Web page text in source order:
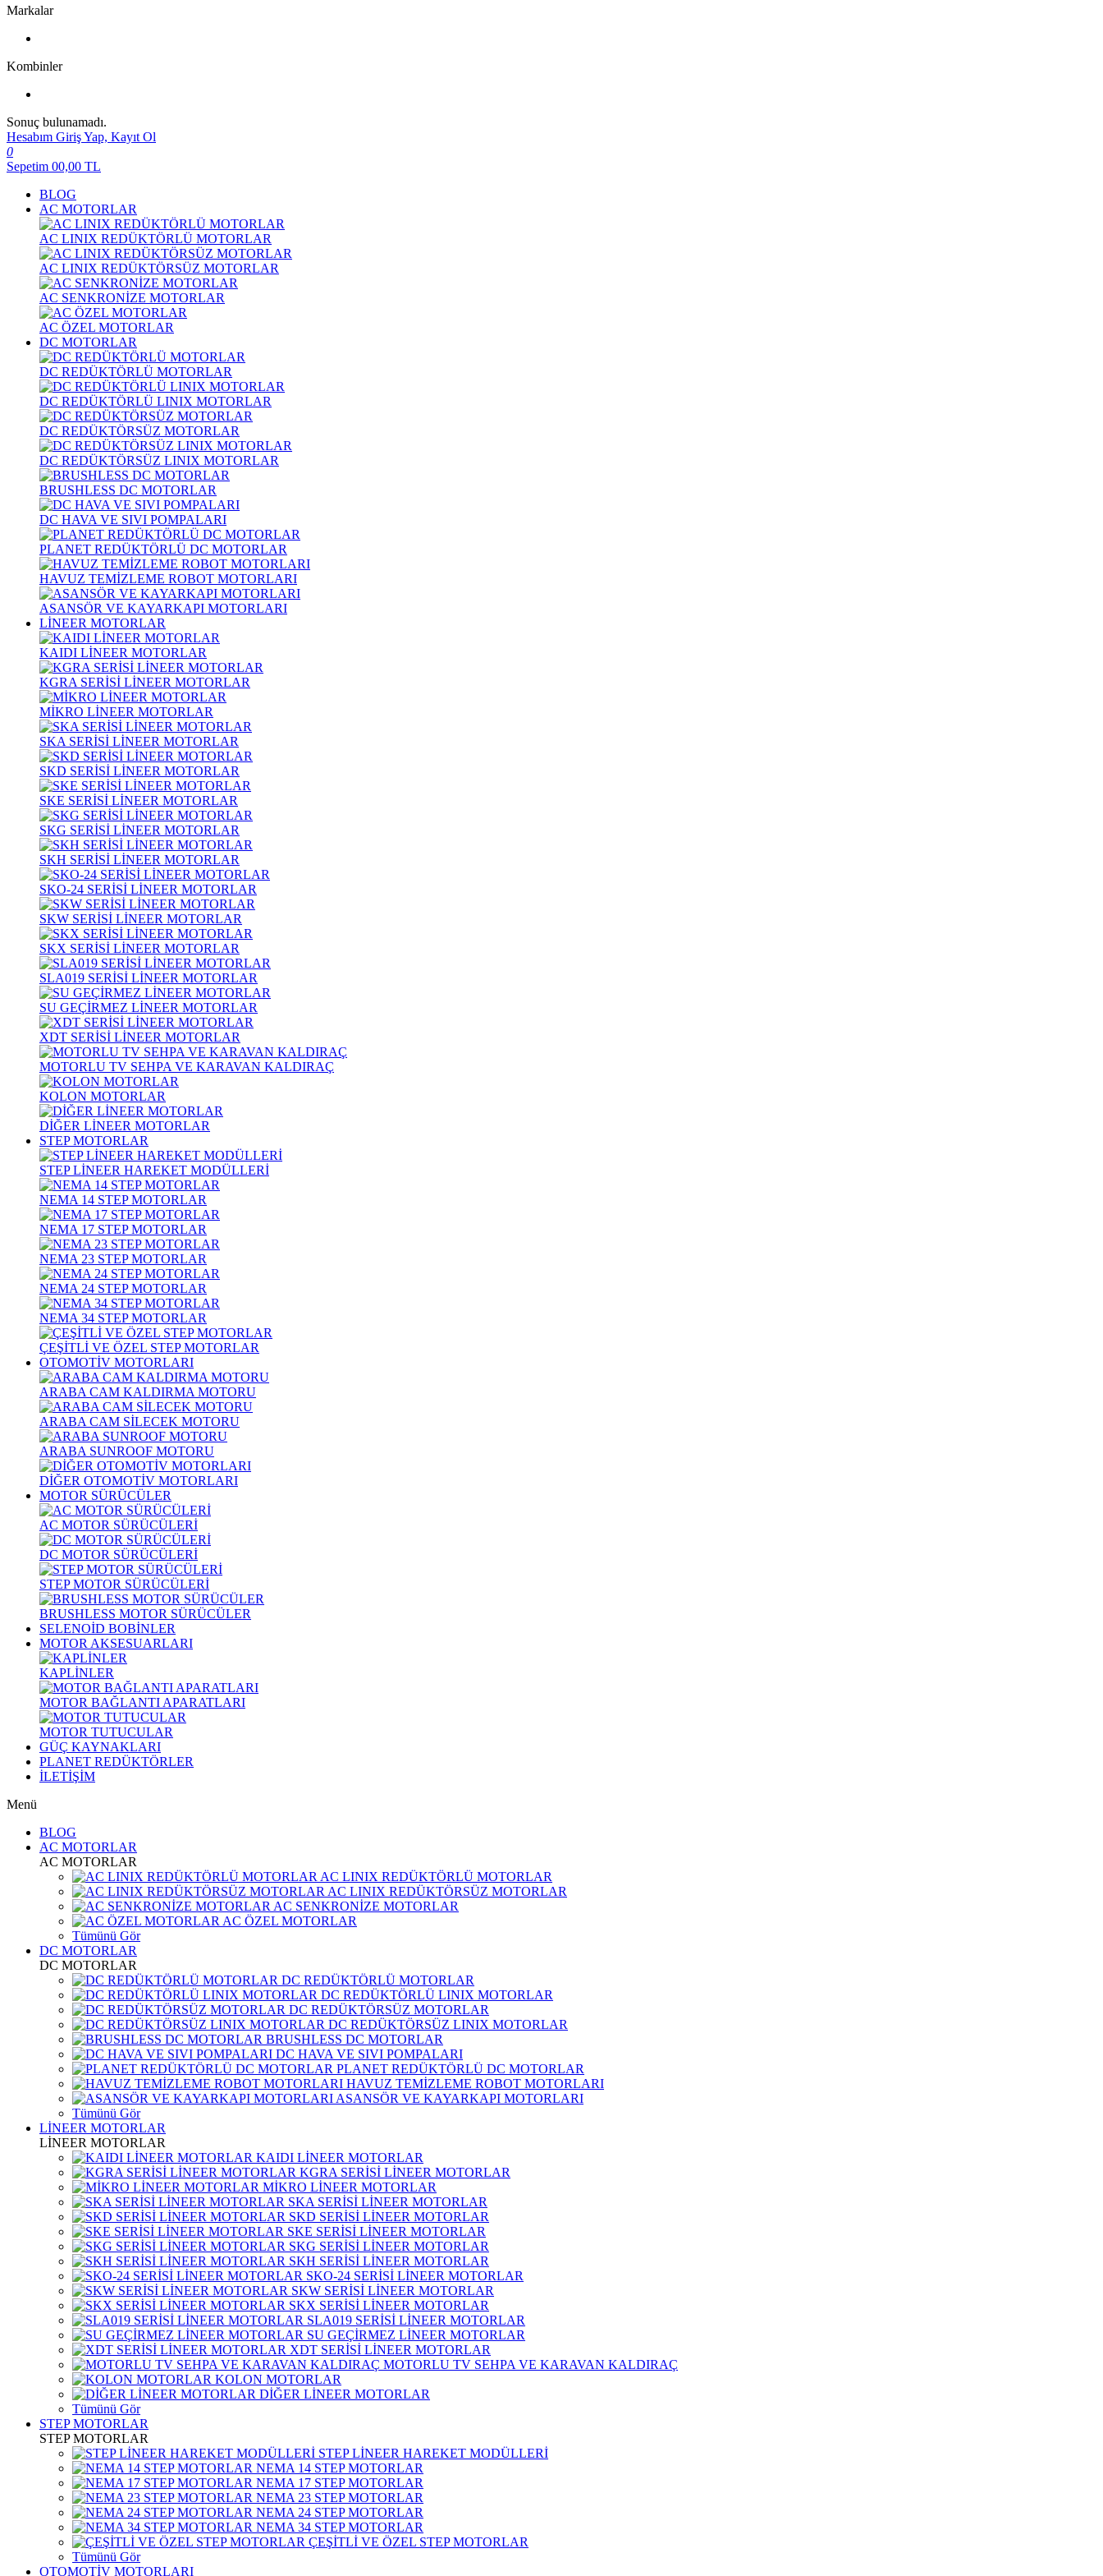
Markalar
Kombinler
Sonuç bulunamadı.
Hesabım Giriş Yap, Kayıt Ol
0
Sepetim 00,00 TL
BLOG
AC MOTORLAR
AC LINIX REDÜKTÖRLÜ MOTORLAR
AC LINIX REDÜKTÖRSÜZ MOTORLAR
AC SENKRONİZE MOTORLAR
AC ÖZEL MOTORLAR
DC MOTORLAR
DC REDÜKTÖRLÜ MOTORLAR
DC REDÜKTÖRLÜ LINIX MOTORLAR
DC REDÜKTÖRSÜZ MOTORLAR
DC REDÜKTÖRSÜZ LINIX MOTORLAR
BRUSHLESS DC MOTORLAR
DC HAVA VE SIVI POMPALARI
PLANET REDÜKTÖRLÜ DC MOTORLAR
HAVUZ TEMİZLEME ROBOT MOTORLARI
ASANSÖR VE KAYARKAPI MOTORLARI
LİNEER MOTORLAR
KAIDI LİNEER MOTORLAR
KGRA SERİSİ LİNEER MOTORLAR
MİKRO LİNEER MOTORLAR
SKA SERİSİ LİNEER MOTORLAR
SKD SERİSİ LİNEER MOTORLAR
SKE SERİSİ LİNEER MOTORLAR
SKG SERİSİ LİNEER MOTORLAR
SKH SERİSİ LİNEER MOTORLAR
SKO-24 SERİSİ LİNEER MOTORLAR
SKW SERİSİ LİNEER MOTORLAR
SKX SERİSİ LİNEER MOTORLAR
SLA019 SERİSİ LİNEER MOTORLAR
SU GEÇİRMEZ LİNEER MOTORLAR
XDT SERİSİ LİNEER MOTORLAR
MOTORLU TV SEHPA VE KARAVAN KALDIRAÇ
KOLON MOTORLAR
DİĞER LİNEER MOTORLAR
STEP MOTORLAR
STEP LİNEER HAREKET MODÜLLERİ
NEMA 14 STEP MOTORLAR
NEMA 17 STEP MOTORLAR
NEMA 23 STEP MOTORLAR
NEMA 24 STEP MOTORLAR
NEMA 34 STEP MOTORLAR
ÇEŞİTLİ VE ÖZEL STEP MOTORLAR
OTOMOTİV MOTORLARI
ARABA CAM KALDIRMA MOTORU
ARABA CAM SİLECEK MOTORU
ARABA SUNROOF MOTORU
DİĞER OTOMOTİV MOTORLARI
MOTOR SÜRÜCÜLER
AC MOTOR SÜRÜCÜLERİ
DC MOTOR SÜRÜCÜLERİ
STEP MOTOR SÜRÜCÜLERİ
BRUSHLESS MOTOR SÜRÜCÜLER
SELENOİD BOBİNLER
MOTOR AKSESUARLARI
KAPLİNLER
MOTOR BAĞLANTI APARATLARI
MOTOR TUTUCULAR
GÜÇ KAYNAKLARI
PLANET REDÜKTÖRLER
İLETİŞİM
Menü
BLOG
AC MOTORLAR
AC MOTORLAR
AC LINIX REDÜKTÖRLÜ MOTORLAR
AC LINIX REDÜKTÖRSÜZ MOTORLAR
AC SENKRONİZE MOTORLAR
AC ÖZEL MOTORLAR
Tümünü Gör
DC MOTORLAR
DC MOTORLAR
DC REDÜKTÖRLÜ MOTORLAR
DC REDÜKTÖRLÜ LINIX MOTORLAR
DC REDÜKTÖRSÜZ MOTORLAR
DC REDÜKTÖRSÜZ LINIX MOTORLAR
BRUSHLESS DC MOTORLAR
DC HAVA VE SIVI POMPALARI
PLANET REDÜKTÖRLÜ DC MOTORLAR
HAVUZ TEMİZLEME ROBOT MOTORLARI
ASANSÖR VE KAYARKAPI MOTORLARI
Tümünü Gör
LİNEER MOTORLAR
LİNEER MOTORLAR
KAIDI LİNEER MOTORLAR
KGRA SERİSİ LİNEER MOTORLAR
MİKRO LİNEER MOTORLAR
SKA SERİSİ LİNEER MOTORLAR
SKD SERİSİ LİNEER MOTORLAR
SKE SERİSİ LİNEER MOTORLAR
SKG SERİSİ LİNEER MOTORLAR
SKH SERİSİ LİNEER MOTORLAR
SKO-24 SERİSİ LİNEER MOTORLAR
SKW SERİSİ LİNEER MOTORLAR
SKX SERİSİ LİNEER MOTORLAR
SLA019 SERİSİ LİNEER MOTORLAR
SU GEÇİRMEZ LİNEER MOTORLAR
XDT SERİSİ LİNEER MOTORLAR
MOTORLU TV SEHPA VE KARAVAN KALDIRAÇ
KOLON MOTORLAR
DİĞER LİNEER MOTORLAR
Tümünü Gör
STEP MOTORLAR
STEP MOTORLAR
STEP LİNEER HAREKET MODÜLLERİ
NEMA 14 STEP MOTORLAR
NEMA 17 STEP MOTORLAR
NEMA 23 STEP MOTORLAR
NEMA 24 STEP MOTORLAR
NEMA 34 STEP MOTORLAR
ÇEŞİTLİ VE ÖZEL STEP MOTORLAR
Tümünü Gör
OTOMOTİV MOTORLARI